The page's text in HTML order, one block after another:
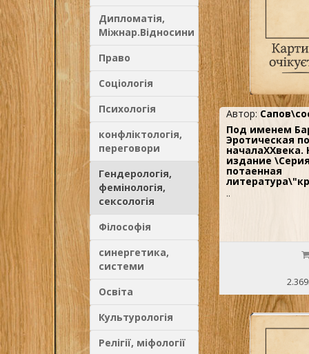
Дипломатія,
Міжнар.Відносини
Право
Соціологія
Психологія
конфліктологія,
переговори
Гендерологія,
фемінологія,
сексологія
Філософія
синергетика,
системи
Освіта
Культурологія
Релігії, міфології
Автор:
Под именем
Эротическая
началаХХвека.
издание
потаенная
..